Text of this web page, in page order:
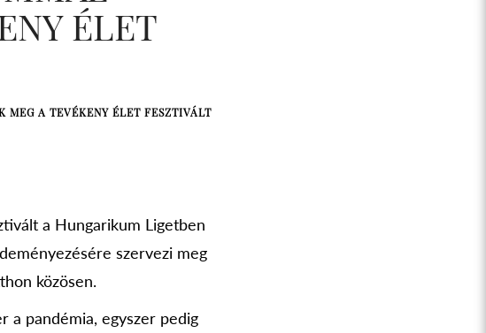
ÉLET
A TEVÉKENY ÉLET FESZTIVÁLT
a Hungarikum Ligetben
szervezi meg
közösen.
a pandémia, egyszer pedig